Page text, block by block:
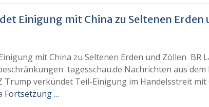
Einigung mit China zu Seltenen Erden
mit China zu Seltenen Erden und Zöllen BR
tagesschau.de Nachrichten aus dem
Trump verkündet Teil-Einigung im Handelsstreit
Fortsetzung …